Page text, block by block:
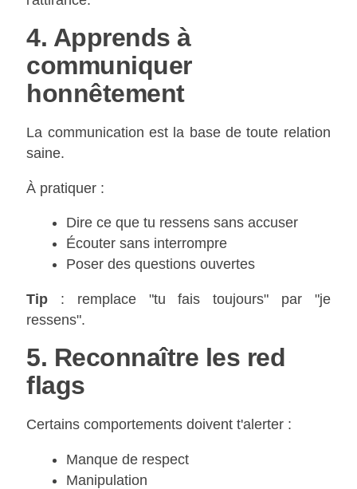
4. Apprends à
communiquer
honnêtement
La communication est la base de toute relation
saine.
À pratiquer :
Dire ce que tu ressens sans accuser
Écouter sans interrompre
Poser des questions ouvertes
Tip : remplace "tu fais toujours" par "je
ressens".
5. Reconnaître les red
flags
Certains comportements doivent t'alerter :
Manque de respect
Manipulation